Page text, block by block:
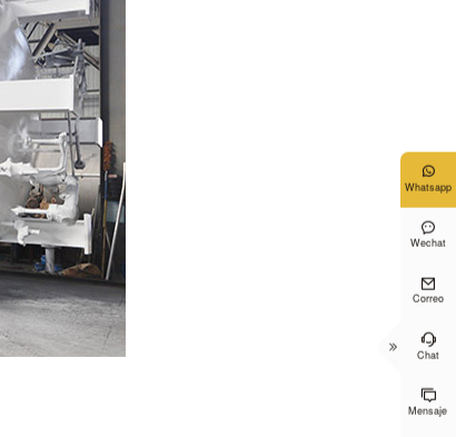

Whatsapp

Wechat

Correo

Chat

Mensaje
